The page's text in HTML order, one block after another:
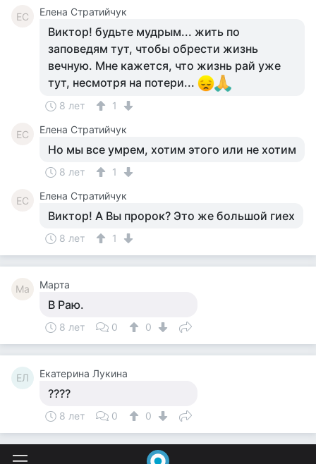
ЕС Елена Стратийчук
Виктор! будьте мудрым... жить по
заповедям тут, чтобы обрести жизнь
вечную. Мне кажется, что жизнь рай уже
тут, несмотря на потери...
8 лет 1
ЕС Елена Стратийчук
Но мы все умрем, хотим этого или не хотим
8 лет 1
ЕС Елена Стратийчук
Виктор! А Вы пророк? Это же большой гиех
8 лет 1
Ма Марта
В Раю.
8 лет 0 0
ЕЛ Екатерина Лукина
????
8 лет 0 0